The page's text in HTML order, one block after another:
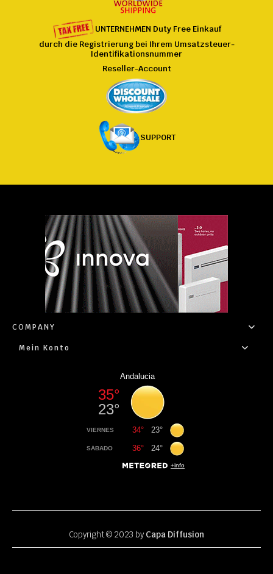
UNTERNEHMEN Duty Free Einkauf
durch die Registrierung bei Ihrem Umsatzsteuer-
Identifikationsnummer
Reseller-Account
SUPPORT
COMPANY
Mein Konto
Copyright © 2023 byCapa Diffusion